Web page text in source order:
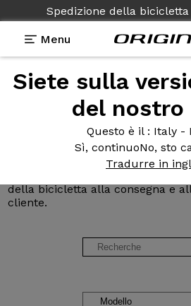
Spedizione della bicicletta
Paese :
Menu
Siete sulla
del nostro
Questo è il : Italy -
Sì, continuoNo, sto
Tradurre in
Opinioni e
clienti Origine
Leggete le recensioni delle
della bicicletta alla consegna e
cliente.